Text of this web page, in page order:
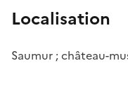
Localisation
Saumur ; château-